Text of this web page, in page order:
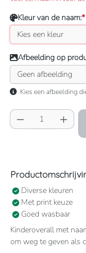
Kleur van de naam:*
Afbeelding op
Kies een afbeelding
Diverse kleuren
Met print keuze
Goed wasbaar
Kinderoverall met
om weg te geven als